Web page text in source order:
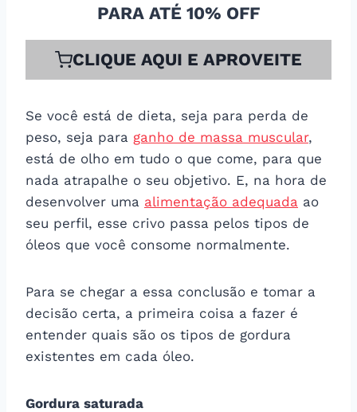
PARA ATÉ 10% OFF
CLIQUE AQUI E APROVEITE
Se você está de dieta, seja para perda de
peso, seja para ganho de massa muscular,
está de olho em tudo o que come, para que
nada atrapalhe o seu objetivo. E, na hora de
desenvolver uma alimentação adequada ao
seu perfil, esse crivo passa pelos tipos de
óleos que você consome normalmente.
Para se chegar a essa conclusão e tomar a
decisão certa, a primeira coisa a fazer é
entender quais são os tipos de gordura
existentes em cada óleo.
Gordura saturada